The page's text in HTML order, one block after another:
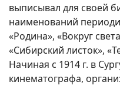
выписывал для своей
наименований
«Родина», «Вокруг
«Сибирский листок»,
Начиная с 1914 г. в
кинематографа,